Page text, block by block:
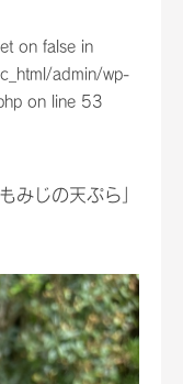
on false in
admin/wp-
on line 53
みじの天ぷら」